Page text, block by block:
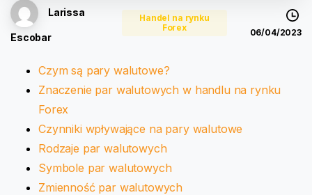
Larissa
Escobar
Handel na rynku
Forex
06/04/2023
Czym są pary walutowe?
Znaczenie par walutowych w handlu na rynku
Forex
Czynniki wpływające na pary walutowe
Rodzaje par walutowych
Symbole par walutowych
Zmienność par walutowych